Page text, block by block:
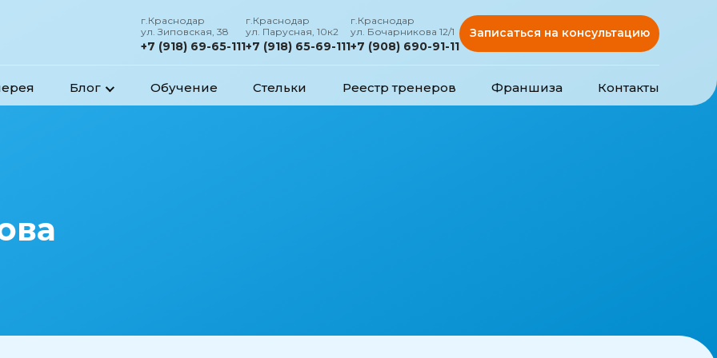
г.Краснодар
ул. Зиповская, 38
+7 (918) 69-65-111
г.Краснодар
ул. Парусная, 10к2
+7 (918) 65-69-111
г.Краснодар
ул. Бочарникова 12/1
+7 (908) 690-91-11
Записаться на консультацию
Блог Обучение Стельки Реестр тренеров Франшиза Контакты